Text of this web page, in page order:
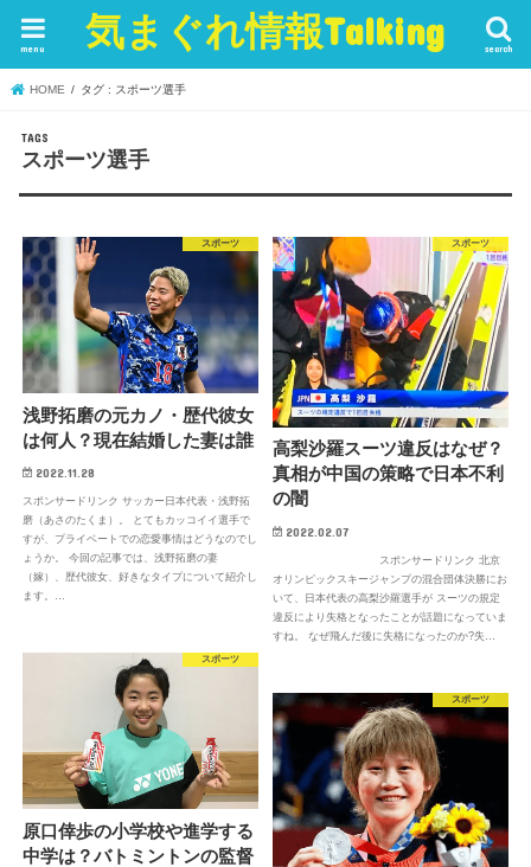
気まぐれ情報Talking search
menu
HOME タグ : スポーツ選手
スポーツ選手
スポーツ
浅野拓磨の元カノ・歴代彼女
は何人？現在結婚した妻は誰
2022.11.28
スポンサードリンク サッカー日本代表・浅野拓
磨（あさのたくま）。 とてもカッコイイ選手で
すが、プライベートでの恋愛事情はどうなのでし
ょうか。 今回の記事では、浅野拓磨の妻
（嫁）、歴代彼女、好きなタイプについて紹介し
ます。…
スポーツ
高梨沙羅スーツ違反はなぜ？
真相が中国の策略で日本不利
の闇
2022.02.07
スポンサードリンク 北京
オリンピックスキージャンプの混合団体決勝にお
いて、日本代表の高梨沙羅選手が スーツの規定
違反により失格となったことが話題になっていま
すね。 なぜ飛んだ後に失格になったのか?失…
スポーツ
原口倖歩の小学校や進学する
中学は？バトミントンの監督
スポーツ